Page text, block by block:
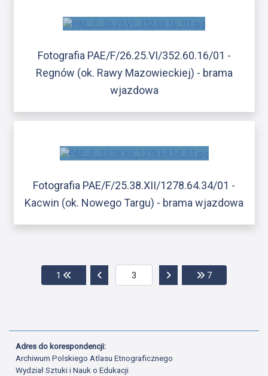
Fotografia PAE/F/26.25.VI/352.60.16/01 -
Regnów (ok. Rawy Mazowieckiej) - brama
wjazdowa
Fotografia PAE/F/25.38.XII/1278.64.34/01 -
Kacwin (ok. Nowego Targu) - brama wjazdowa
1 Przejdź do pierwszej strony
Przejdź do poprzedniej stronyPrzejdź do następnej
7Przejdź do
Adres do korespondencji:
Archiwum Polskiego Atlasu Etnograficznego
Wydział Sztuki i Nauk o Edukacji